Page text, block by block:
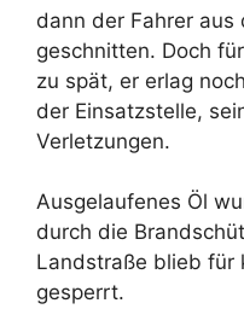
dann der Fahrer
geschnitten. Doch
zu spät, er erlag
der Einsatzstelle,
Verletzungen.
Ausgelaufenes Öl
durch die
Landstraße blieb für
gesperrt.